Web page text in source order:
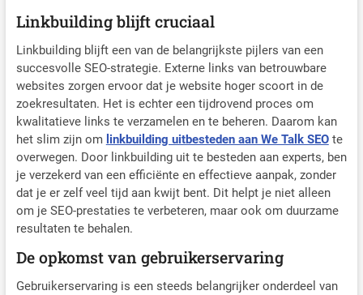
Linkbuilding blijft cruciaal
Linkbuilding blijft een van de belangrijkste pijlers van een
succesvolle SEO-strategie. Externe links van betrouwbare
websites zorgen ervoor dat je website hoger scoort in de
zoekresultaten. Het is echter een tijdrovend proces om
kwalitatieve links te verzamelen en te beheren. Daarom kan
het slim zijn om linkbuilding uitbesteden aan We Talk SEOte
overwegen. Door linkbuilding uit te besteden aan experts, ben
je verzekerd van een efficiënte en effectieve aanpak, zonder
dat je er zelf veel tijd aan kwijt bent. Dit helpt je niet alleen
om je SEO-prestaties te verbeteren, maar ook om duurzame
resultaten te behalen.
De opkomst van gebruikerservaring
Gebruikerservaring is een steeds belangrijker onderdeel van